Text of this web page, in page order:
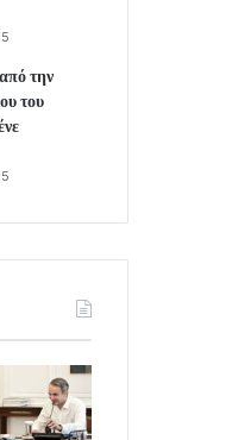
την
του